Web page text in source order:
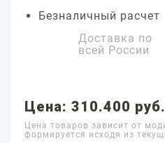
Безналичный расчет
Доставка по
всей России
Цена: 310.400
Цена товаров зависит от
формируется исходя из